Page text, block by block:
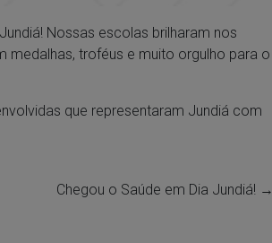
Nossas escolas brilharam nos
medalhas, troféus e muito orgulho para o
que representaram Jundiá com
Chegou o Saúde em Dia Jundiá! →